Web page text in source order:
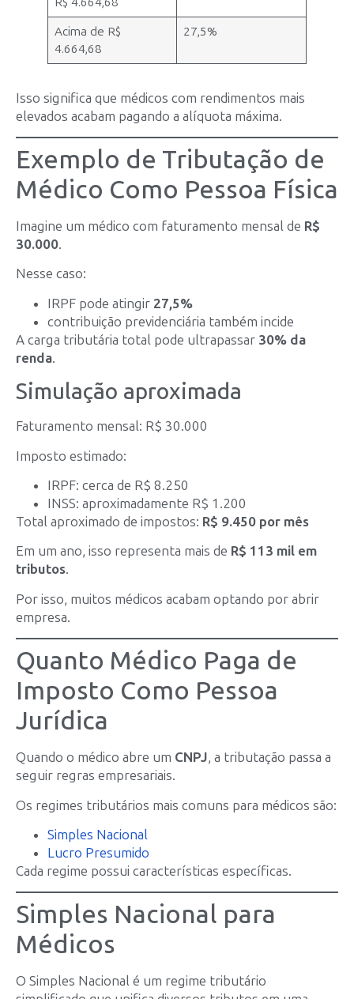
Acima de R$
4.664,68
27,5%
Isso significa que médicos com rendimentos mais
elevados acabam pagando a alíquota máxima.
Exemplo de Tributação de
Médico Como Pessoa Física
Imagine um médico com faturamento mensal de R$
30.000.
Nesse caso:
IRPF pode atingir 27,5%
contribuição previdenciária também incide
A carga tributária total pode ultrapassar 30% da
renda.
Simulação aproximada
Faturamento mensal: R$ 30.000
Imposto estimado:
IRPF: cerca de R$ 8.250
INSS: aproximadamente R$ 1.200
Total aproximado de impostos: R$ 9.450 por mês
Em um ano, isso representa mais de R$ 113 mil em
tributos.
Por isso, muitos médicos acabam optando por abrir
empresa.
Quanto Médico Paga de
Imposto Como Pessoa
Jurídica
Quando o médico abre um CNPJ, a tributação passa a
seguir regras empresariais.
Os regimes tributários mais comuns para médicos são:
Simples Nacional
Lucro Presumido
Cada regime possui características específicas.
Simples Nacional para
Médicos
O Simples Nacional é um regime tributário